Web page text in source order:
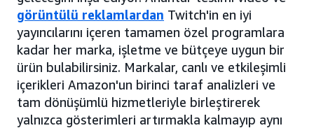
görüntülü reklamlardan Twitch'in en iyi
yayıncılarını içeren tamamen özel programlara
kadar her marka, işletme ve bütçeye uygun bir
ürün bulabilirsiniz. Markalar, canlı ve etkileşimli
içerikleri Amazon'un birinci taraf analizleri ve
tam dönüşümlü hizmetleriyle birleştirerek
yalnızca gösterimleri artırmakla kalmayıp aynı